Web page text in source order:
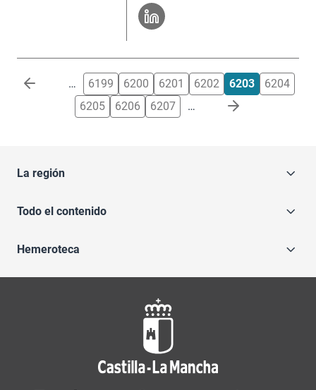
Paginación … 6199 6200 6201 6202 6203
6204
6205
6206 6207 …
La región
Todo el contenido
Hemeroteca